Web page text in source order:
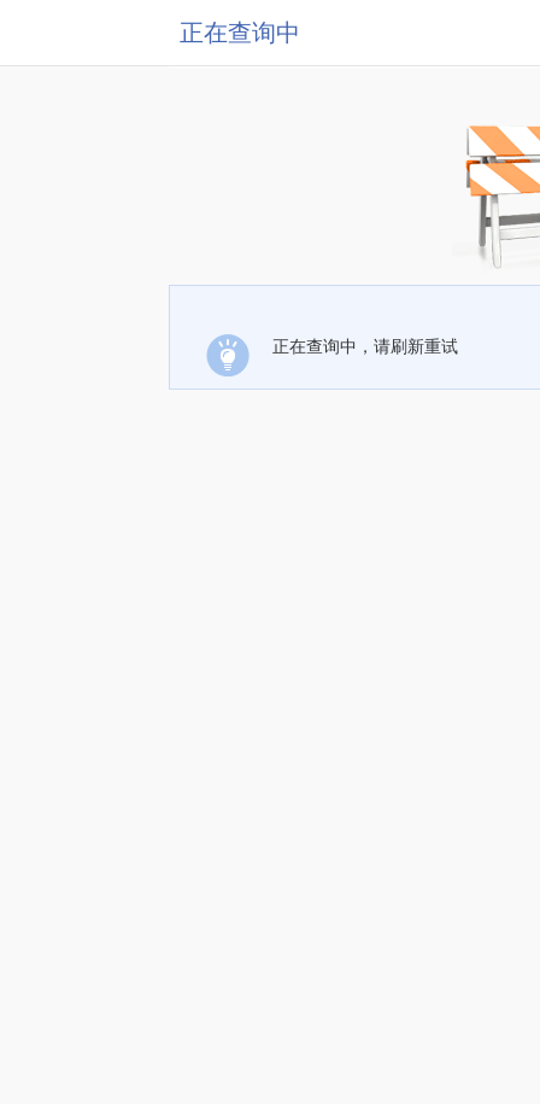
正在查询中
正在查询中，请刷新重试